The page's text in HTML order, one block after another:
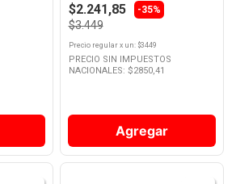
$2.241,85 -35%
$3.449
Precio regularx un: $3449
PRECIO SIN IMPUESTOS
NACIONALES: $2850,41
Agregar